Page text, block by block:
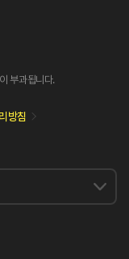
부과됩니다.
방침